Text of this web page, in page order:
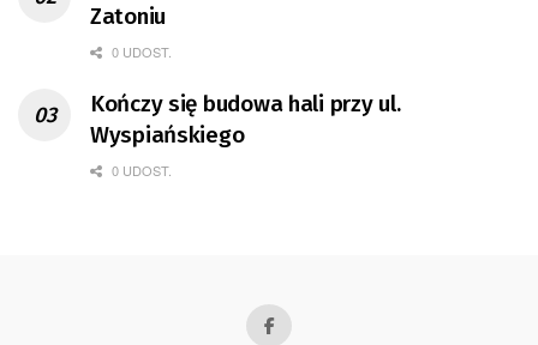
Zatoniu
0 UDOST.
Kończy się budowa hali przy ul.
Wyspiańskiego
0 UDOST.